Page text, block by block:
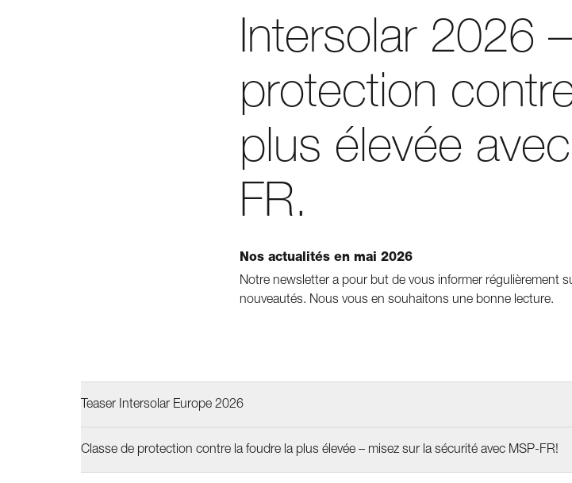
Intersolar 2026
protection
plus élevée
FR.
Nos actualités en mai 2026
Notre newsletter a pour but de vous informer régulièrement
nouveautés. Nous vous en souhaitons une bonne lecture.
Teaser Intersolar Europe 2026
Classe de protection contre la foudre la plus élevée – misez sur la sécurité avec MSP-FR!